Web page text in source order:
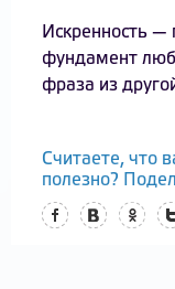
Искренность
фундамент
фраза из
Считаете, что
полезно?